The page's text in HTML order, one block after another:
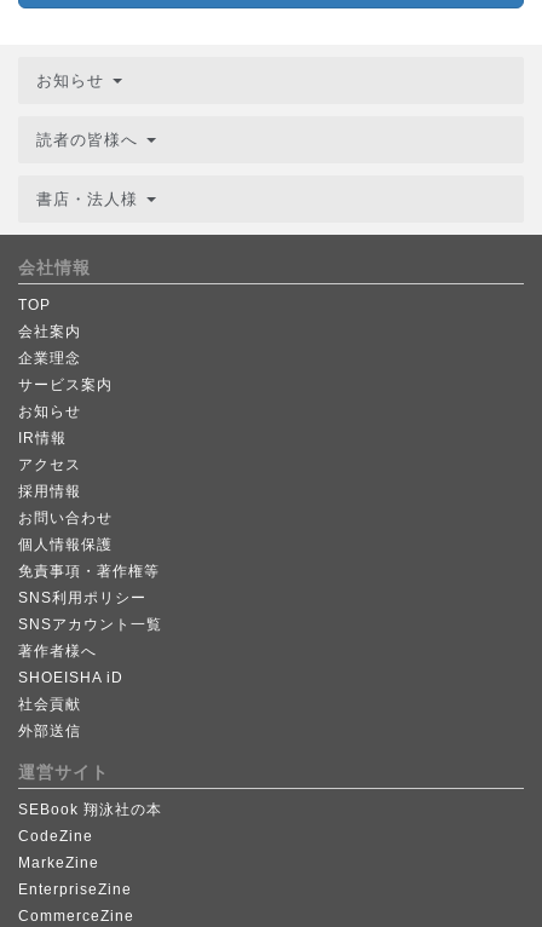
お知らせ
読者の皆様へ
書店・法人様
会社情報
TOP
会社案内
企業理念
サービス案内
お知らせ
IR情報
アクセス
採用情報
お問い合わせ
個人情報保護
免責事項・著作権等
SNS利用ポリシー
SNSアカウント一覧
著作者様へ
SHOEISHA iD
社会貢献
外部送信
運営サイト
SEBook 翔泳社の本
CodeZine
MarkeZine
EnterpriseZine
CommerceZine